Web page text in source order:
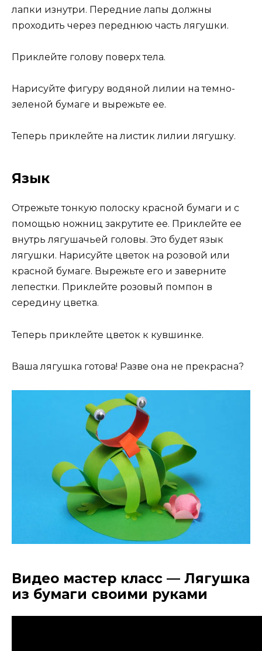
лапки изнутри. Передние лапы должны
проходить через переднюю часть лягушки.
Приклейте голову поверх тела.
Нарисуйте фигуру водяной лилии на темно-
зеленой бумаге и вырежьте ее.
Теперь приклейте на листик лилии лягушку.
Язык
Отрежьте тонкую полоску красной бумаги и с
помощью ножниц закрутите ее. Приклейте ее
внутрь лягушачьей головы. Это будет язык
лягушки. Нарисуйте цветок на розовой или
красной бумаге. Вырежьте его и заверните
лепестки. Приклейте розовый помпон в
середину цветка.
Теперь приклейте цветок к кувшинке.
Ваша лягушка готова! Разве она не прекрасна?
Видео мастер класс — Лягушка
из бумаги своими руками